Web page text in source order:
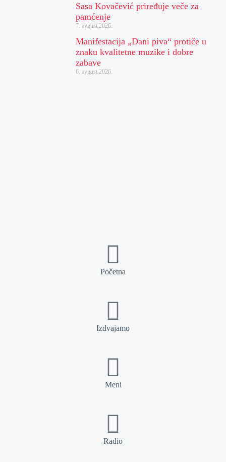
Sasa Kovačević priređuje veče za
pamćenje
7. avgust 2026.
Manifestacija „Dani piva“ protiče u
znaku kvalitetne muzike i dobre
zabave
6. avgust 2026.
Početna
Izdvajamo
Meni
Radio